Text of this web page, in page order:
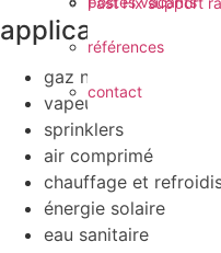
références
contact
applications
gaz naturel
vapeur
sprinklers
air comprimé
chauffage et
énergie solaire
eau sanitaire